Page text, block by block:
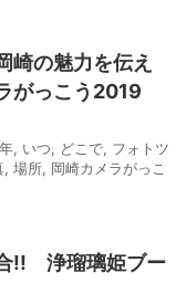
の魅力を伝え
がっこう2019
, いつ, どこで, フォトツ
, 場所, 岡崎カメラがっこ
!! 浄瑠璃姫ブー